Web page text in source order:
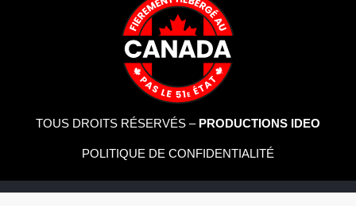
TOUS DROITS RÉSERVÉS – PRODUCTIONS IDEO
POLITIQUE DE CONFIDENTIALITÉ